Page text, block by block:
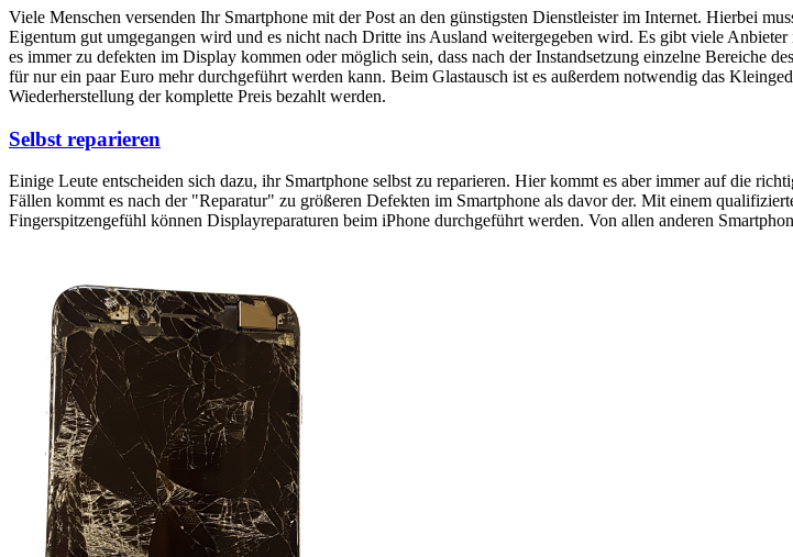
Viele Menschen versenden Ihr Smartphone mit der Post an den günstigsten Dienstleister im Internet. Hierbei
Eigentum gut umgegangen wird und es nicht nach Dritte ins Ausland weitergegeben wird. Es gibt viele
es immer zu defekten im Display kommen oder möglich sein, dass nach der Instandsetzung einzelne Bereiche
für nur ein paar Euro mehr durchgeführt werden kann. Beim Glastausch ist es außerdem notwendig das
Wiederherstellung der komplette Preis bezahlt werden.
Selbst reparieren
Einige Leute entscheiden sich dazu, ihr Smartphone selbst zu reparieren. Hier kommt es aber immer auf die
Fällen kommt es nach der "Reparatur" zu größeren Defekten im Smartphone als davor der. Mit einem
Fingerspitzengefühl können Displayreparaturen beim iPhone durchgeführt werden. Von allen anderen